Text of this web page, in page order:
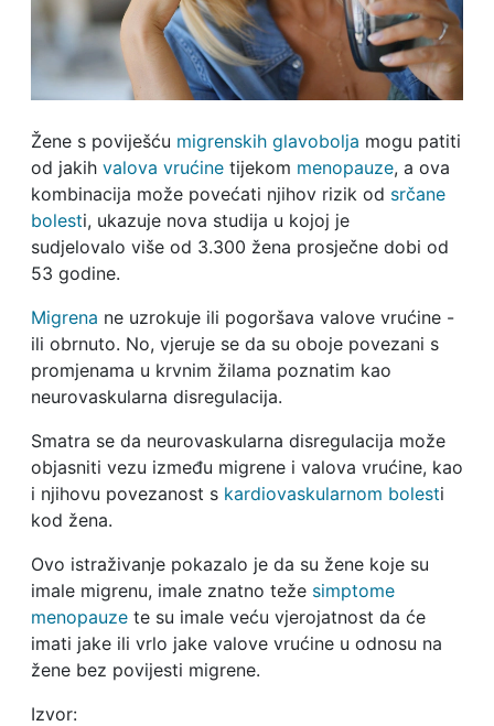
Žene s poviješću migrenskih glavobolja mogu patiti
od jakih valova vrućinetijekom menopauze, a ova
kombinacija može povećati njihov rizik od srčane
bolesti, ukazuje nova studija u kojoj je
sudjelovalo više od 3.300 žena prosječne dobi od
53 godine.
Migrena ne uzrokuje ili pogoršava valove vrućine -
ili obrnuto. No, vjeruje se da su oboje povezani s
promjenama u krvnim žilama poznatim kao
neurovaskularna disregulacija.
Smatra se da neurovaskularna disregulacija može
objasniti vezu između migrene i valova vrućine, kao
i njihovu povezanost s kardiovaskularnom bolesti
kod žena.
Ovo istraživanje pokazalo je da su žene koje su
imale migrenu, imale znatno teže simptome
menopauzete su imale veću vjerojatnost da će
imati jake ili vrlo jake valove vrućine u odnosu na
žene bez povijesti migrene.
Izvor: